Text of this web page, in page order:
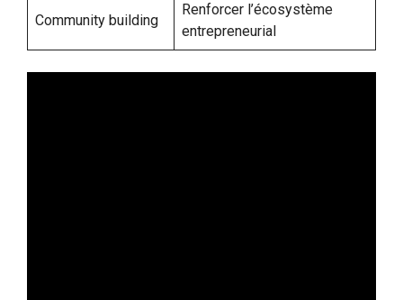
Community building
Renforcer l’écosystème
entrepreneurial